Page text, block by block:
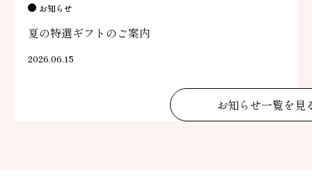
お知らせ
夏の特選ギフトのご案内
2026.06.15
お知らせ一覧を見